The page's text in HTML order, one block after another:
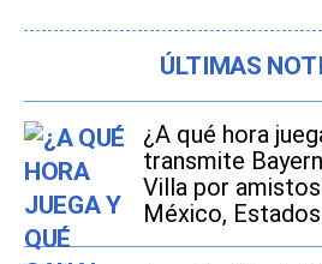
ÚLTIMAS
¿A qué hora
transmite
Villa por
México,